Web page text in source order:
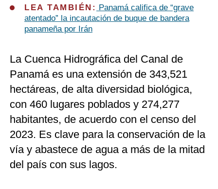
LEA TAMBIÉN:
Panamá califica de “grave
atentado” la incautación de buque de bandera
panameña por Irán
La Cuenca Hidrográfica del Canal de
Panamá es una extensión de 343,521
hectáreas, de alta diversidad biológica,
con 460 lugares poblados y 274,277
habitantes, de acuerdo con el censo del
2023. Es clave para la conservación de la
vía y abastece de agua a más de la mitad
del país con sus lagos.